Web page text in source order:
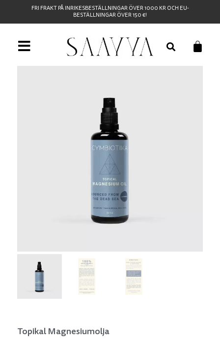
FRI FRAKT PÅ INRIKESBESTÄLLNINGAR ÖVER 1000 KR OCH EU-
BESTÄLLNINGAR ÖVER 150 €!
Topikal Magnesiumolja